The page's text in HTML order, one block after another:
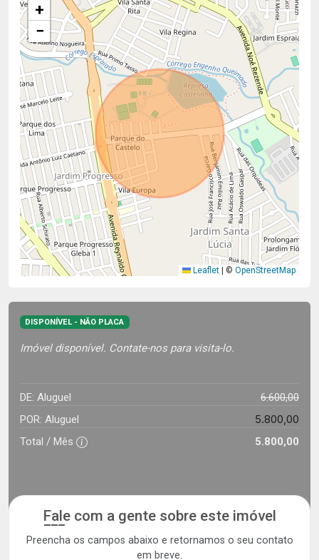
+
−
Leaflet © OpenStreetMap
DISPONÍVEL - NÃO PLACA
Imóvel disponível. Contate-nos para visita-lo.
DE: Aluguel
6.600,00
POR: Aluguel
5.800,00
Total / Mês 5.800,00
Fale com a gente sobre este imóvel
Preencha os campos abaixo e retornamos o seu contato
em breve.